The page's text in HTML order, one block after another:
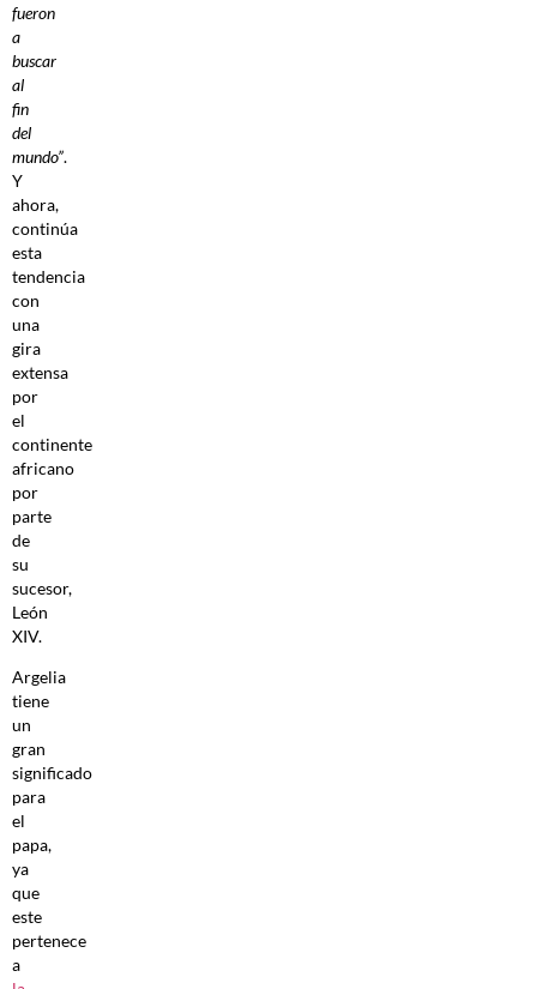
fueron
a
buscar
al
fin
del
mundo”.
Y
ahora,
continúa
esta
tendencia
con
una
gira
extensa
por
el
continente
africano
por
parte
de
su
sucesor,
León
XIV.
Argelia
tiene
un
gran
significado
para
el
papa,
ya
que
este
pertenece
a